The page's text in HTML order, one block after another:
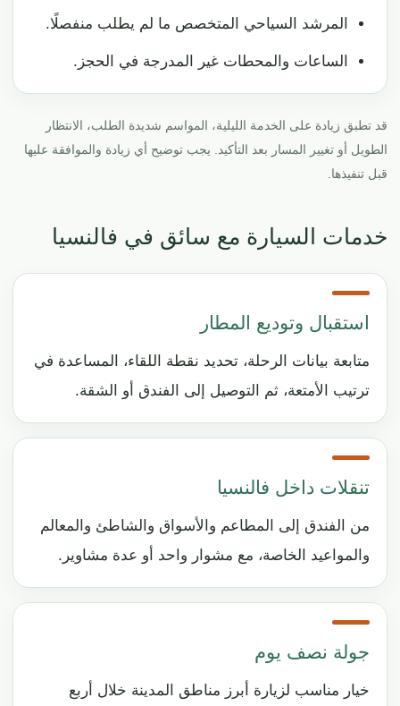
المرشد السياحي المتخصص ما لم يطلب منفصلًا.
الساعات والمحطات غير المدرجة في الحجز.
قد تطبق زيادة على الخدمة الليلية، المواسم شديدة الطلب، الانتظار
الطويل أو تغيير المسار بعد التأكيد. يجب توضيح أي زيادة والموافقة عليها
قبل تنفيذها.
خدمات السيارة مع سائق في فالنسيا
استقبال وتوديع المطار
متابعة بيانات الرحلة، تحديد نقطة اللقاء، المساعدة في
ترتيب الأمتعة، ثم التوصيل إلى الفندق أو الشقة.
تنقلات داخل فالنسيا
من الفندق إلى المطاعم والأسواق والشاطئ والمعالم
والمواعيد الخاصة، مع مشوار واحد أو عدة مشاوير.
جولة نصف يوم
خيار مناسب لزيارة أبرز مناطق المدينة خلال أربع